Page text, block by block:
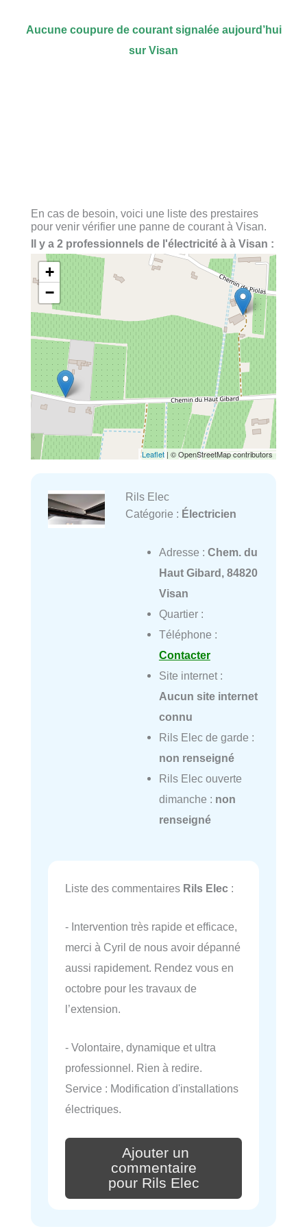
Aucune coupure de courant signalée aujourd’hui
sur Visan
En cas de besoin, voici une liste des prestaires
pour venir vérifier une panne de courant à Visan.
Il y a 2 professionnels de l'électricité à à Visan :
+
−
Leaflet | © OpenStreetMap contributors
Rils Elec
Catégorie : Électricien
Adresse : Chem. du
Haut Gibard, 84820
Visan
Quartier :
Téléphone :
Contacter
Site internet :
Aucun site internet
connu
Rils Elec de garde :
non renseigné
Rils Elec ouverte
dimanche : non
renseigné
Liste des commentaires Rils Elec :
- Intervention très rapide et efficace,
merci à Cyril de nous avoir dépanné
aussi rapidement. Rendez vous en
octobre pour les travaux de
l’extension.
- Volontaire, dynamique et ultra
professionnel. Rien à redire.
Service : Modification d'installations
électriques.
Ajouter un
commentaire
pour Rils Elec